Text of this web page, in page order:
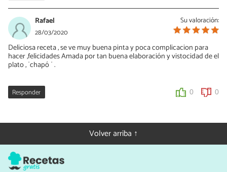
Su valoración:
Rafael
28/03/2020
Deliciosa receta , se ve muy buena pinta y poca complicacion para
hacer ,felicidades Amada por tan buena elaboración y vistocidad de el
plato , ¨chapó ¨ .
Responder 0 0
Volver arriba ↑